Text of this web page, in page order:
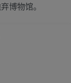
博物馆。